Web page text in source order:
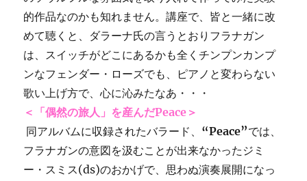
的作品なのかも知れません。講座で、皆と一緒に改
めて聴くと、ダラーナ氏の言うとおりフラナガン
は、スイッチがどこにあるかも全くチンプンカンプ
ンなフェンダー・ローズでも、ピアノと変わらない
歌い上げ方で、心に沁みたなあ・・・
＜「偶然の旅人」を産んだPeace＞
同アルバムに収録されたバラード、 “Peace”では、
フラナガンの意図を汲むことが出来なかったジミ
ー・スミス(ds)のおかげで、思わぬ演奏展開になっ